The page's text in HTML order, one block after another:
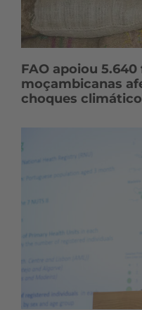
FAO apoiou
moçambicanas
choques